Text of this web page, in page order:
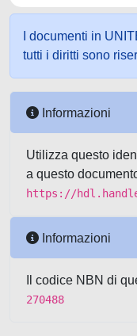
I documenti in
tutti i diritti sono
Informazioni
Utilizza questo
a questo
https://
Informazioni
Il codice NBN di
270488